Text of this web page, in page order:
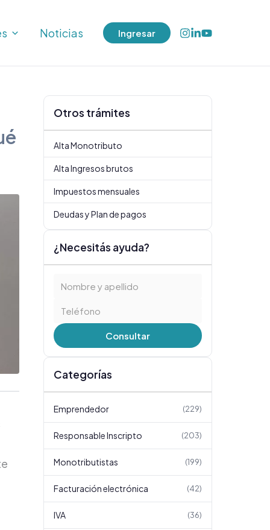
Noticias Ingresar
Otros trámites
Alta Monotributo
Alta Ingresos brutos
Impuestos mensuales
Deudas y Plan de pagos
¿Necesitás ayuda?
Consultar
Categorías
Emprendedor (229)
Responsable Inscripto (203)
Monotributistas (199)
Facturación electrónica (42)
IVA (36)